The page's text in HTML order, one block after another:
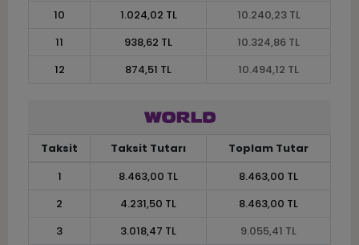
10
1.024,02 TL
10.240,23 TL
11
938,62 TL
10.324,86 TL
12
874,51 TL 10.494,12 TL
Taksit Taksit Tutarı
Toplam Tutar
1
8.463,00 TL
8.463,00 TL
2
4.231,50 TL
8.463,00 TL
3
3.018,47 TL
9.055,41 TL